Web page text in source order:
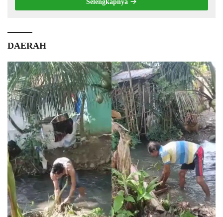
Selengkapnya
DAERAH